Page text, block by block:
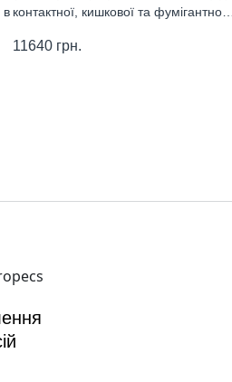
в контактної, кишкової та фумігантно…
11640 грн.